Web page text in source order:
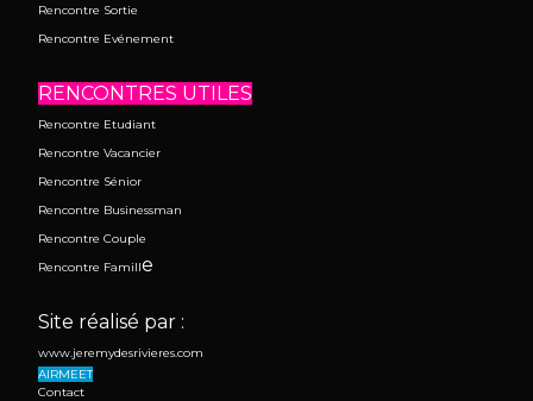
Rencontre Sortie
Rencontre Evénement
RENCONTRES UTILES
Rencontre Etudiant
Rencontre Vacancier
Rencontre Sénior
Rencontre Businessman
Rencontre Couple
Rencontre Famille
Site réalisé par :
www.jeremydesrivieres.com
AIRMEET
Contact